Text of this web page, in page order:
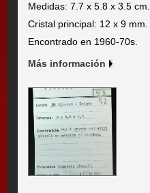
Medidas: 7.7 x 5.8 x 3.5 cm.
Cristal principal: 12 x 9 mm.
Encontrado en 1960-70s.
Más información